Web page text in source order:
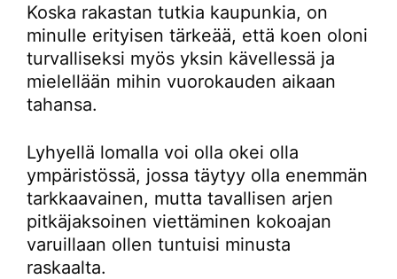
Koska rakastan tutkia kaupunkia, on
minulle erityisen tärkeää, että koen oloni
turvalliseksi myös yksin kävellessä ja
mielellään mihin vuorokauden aikaan
tahansa.
Lyhyellä lomalla voi olla okei olla
ympäristössä, jossa täytyy olla enemmän
tarkkaavainen, mutta tavallisen arjen
pitkäjaksoinen viettäminen kokoajan
varuillaan ollen tuntuisi minusta
raskaalta.